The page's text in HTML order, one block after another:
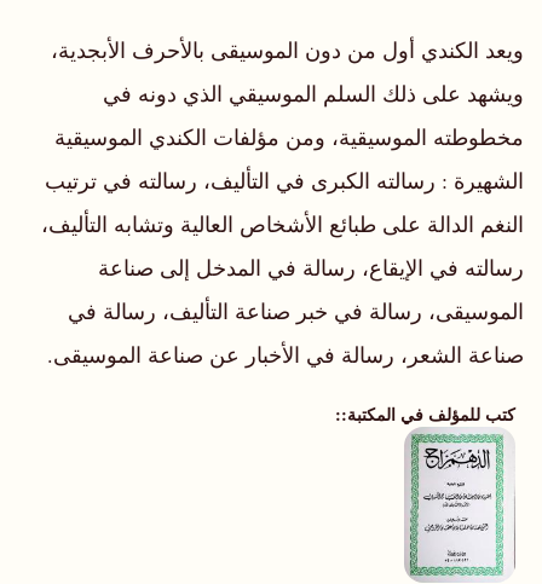
ويعد الكندي أول من دون الموسيقى بالأحرف الأبجدية،
ويشهد على ذلك السلم الموسيقي الذي دونه في
مخطوطته الموسيقية، ومن مؤلفات الكندي الموسيقية
الشهيرة : رسالته الكبرى في التأليف، رسالته في ترتيب
النغم الدالة على طبائع الأشخاص العالية وتشابه التأليف،
رسالته في الإيقاع، رسالة في المدخل إلى صناعة
الموسيقى، رسالة في خبر صناعة التأليف، رسالة في
صناعة الشعر، رسالة في الأخبار عن صناعة الموسيقى.
كتب للمؤلف في المكتبة: